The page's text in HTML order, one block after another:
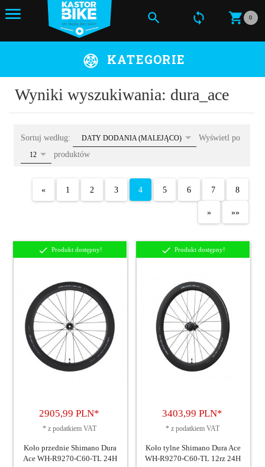
0
KATEGORIE
Wyniki wyszukiwania: dura_ace
Sortuj według: sortDATY DODANIA (MALEJĄCO)
Wyświetl po
pop12 produktów
« 1 2 3 4 5 6 7 8
» »»
Produkt dostępny!
2905,99 PLN*
* z podatkiem VAT
Koło przednie Shimano Dura
Ace WH-R9270-C60-TL 24H
Produkt dostępny!
3403,99 PLN*
* z podatkiem VAT
Koło tylne Shimano Dura Ace
WH-R9270-C60-TL 12rz 24H